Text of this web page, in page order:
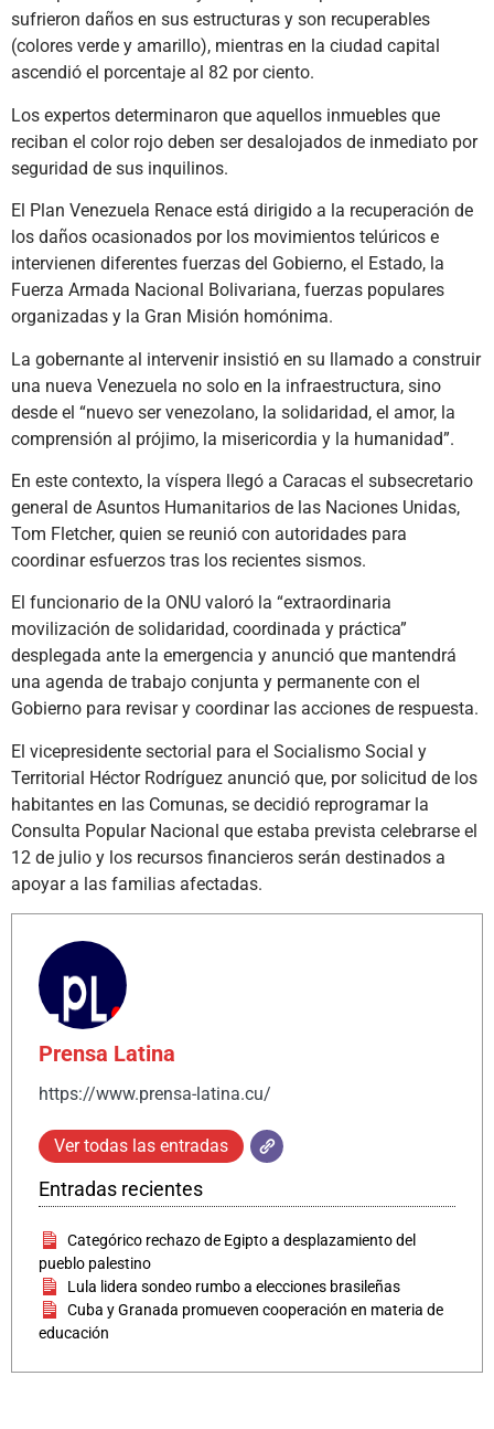
sufrieron daños en sus estructuras y son recuperables
(colores verde y amarillo), mientras en la ciudad capital
ascendió el porcentaje al 82 por ciento.
Los expertos determinaron que aquellos inmuebles que
reciban el color rojo deben ser desalojados de inmediato por
seguridad de sus inquilinos.
El Plan Venezuela Renace está dirigido a la recuperación de
los daños ocasionados por los movimientos telúricos e
intervienen diferentes fuerzas del Gobierno, el Estado, la
Fuerza Armada Nacional Bolivariana, fuerzas populares
organizadas y la Gran Misión homónima.
La gobernante al intervenir insistió en su llamado a construir
una nueva Venezuela no solo en la infraestructura, sino
desde el “nuevo ser venezolano, la solidaridad, el amor, la
comprensión al prójimo, la misericordia y la humanidad”.
En este contexto, la víspera llegó a Caracas el subsecretario
general de Asuntos Humanitarios de las Naciones Unidas,
Tom Fletcher, quien se reunió con autoridades para
coordinar esfuerzos tras los recientes sismos.
El funcionario de la ONU valoró la “extraordinaria
movilización de solidaridad, coordinada y práctica”
desplegada ante la emergencia y anunció que mantendrá
una agenda de trabajo conjunta y permanente con el
Gobierno para revisar y coordinar las acciones de respuesta.
El vicepresidente sectorial para el Socialismo Social y
Territorial Héctor Rodríguez anunció que, por solicitud de los
habitantes en las Comunas, se decidió reprogramar la
Consulta Popular Nacional que estaba prevista celebrarse el
12 de julio y los recursos financieros serán destinados a
apoyar a las familias afectadas.
Prensa Latina
https://www.prensa-latina.cu/
Ver todas las entradas
Entradas recientes
Categórico rechazo de Egipto a desplazamiento del
pueblo palestino
Lula lidera sondeo rumbo a elecciones brasileñas
Cuba y Granada promueven cooperación en materia de
educación